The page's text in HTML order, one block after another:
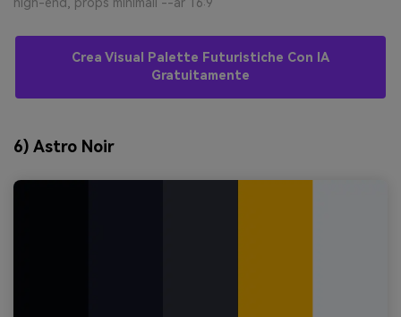
Crea Visual Palette Futuristiche Con IA
Gratuitamente
6) Astro Noir